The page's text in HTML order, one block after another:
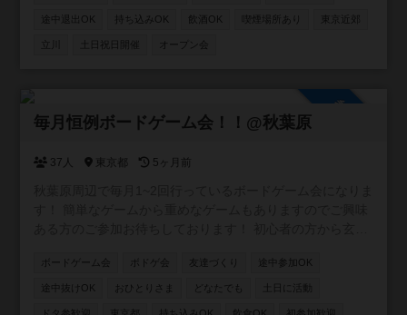
者を待たせる時は一言断ろう) 第五条 法に触れること無か
途中退出OK 持ち込みOK 飲酒OK 喫煙場所あり 東京近郊
立川 土日祝日開催 オープン会
毎月恒例ボードゲーム会！！@秋葉原
37人 東京都 5ヶ月前
が遊びに来てくれています(*´∀｀*) 相方と合わせて約300種
類(拡張込)のボードゲームございますので色んな方に楽しめ
ボードゲーム会 ボドゲ会 友達づくり 途中参加OK
途中抜けOK おひとりさま どなたでも